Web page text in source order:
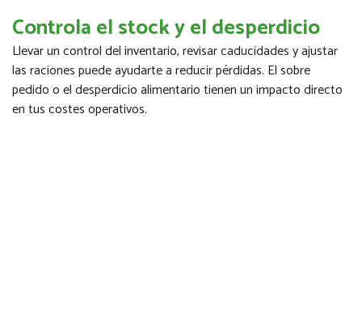
Controla el stock y el desperdicio
Llevar un control del inventario, revisar caducidades y ajustar
las raciones puede ayudarte a reducir pérdidas. El sobre
pedido o el desperdicio alimentario tienen un impacto directo
en tus costes operativos.